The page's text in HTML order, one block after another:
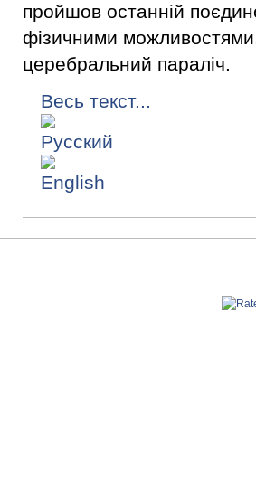
пройшов останній
фізичними
церебральний параліч.
Весь текст...